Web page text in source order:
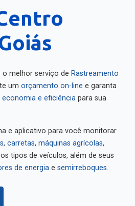
melhor serviço de Rastreamento
um orçamento on-line e garanta
economia e eficiência para sua
e aplicativo para você monitorar
, carretas, máquinas agrícolas,
tipos de veículos, além de seus
de energia e semirreboques.